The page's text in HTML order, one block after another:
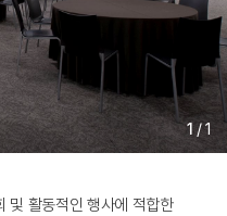
1 /1
및 활동적인 행사에 적합한